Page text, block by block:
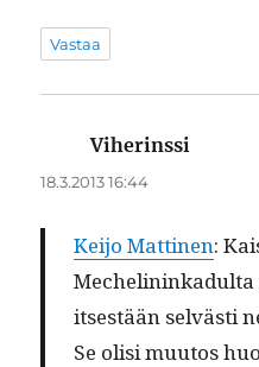
Vastaa
Viherinssi
18.3.2013 16:44
Kei­jo Mat­ti­nen:
Meche­lininkadul­ta
itses­tään selvästi
Se olisi muu­tos